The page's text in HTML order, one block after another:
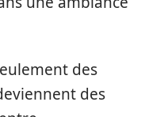
des
des